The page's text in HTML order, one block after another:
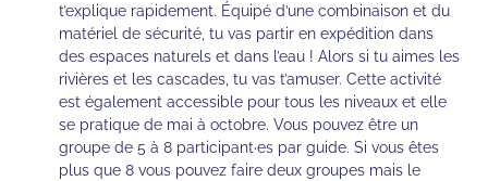
t’explique rapidement. Équipé d’une combinaison et du
matériel de sécurité, tu vas partir en expédition dans
des espaces naturels et dans l’eau ! Alors si tu aimes les
rivières et les cascades, tu vas t’amuser. Cette activité
est également accessible pour tous les niveaux et elle
se pratique de mai à octobre. Vous pouvez être un
groupe de 5 à 8 participant·es par guide. Si vous êtes
plus que 8 vous pouvez faire deux groupes mais le